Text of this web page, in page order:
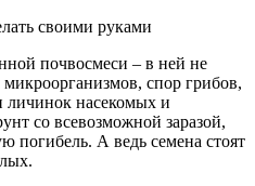
почвосмеси – в ней не
спор грибов,
личинок насекомых и
со всевозможной заразой,
погибель. А ведь семена стоят